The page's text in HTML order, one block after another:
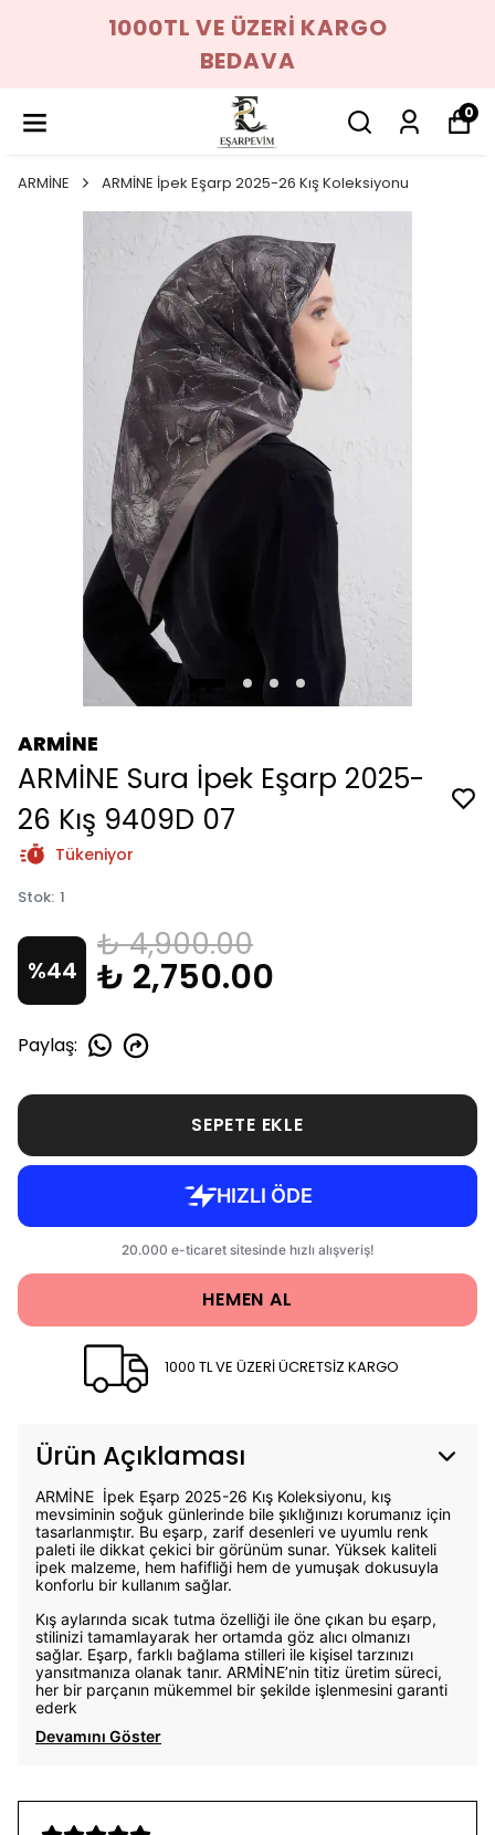
1000TL VE ÜZERİ KARGO
BEDAVA
0
ARMİNE ARMİNE İpek Eşarp 2025-26 Kış Koleksiyonu
ARMİNE
ARMİNE Sura İpek Eşarp 2025-
26 Kış 9409D 07
Tükeniyor
Stok: 1
%44
₺ 4,900.00
₺ 2,750.00
Paylaş:
SEPETE EKLE
HEMEN AL
1000 TL VE ÜZERİ ÜCRETSİZ KARGO
Ürün Açıklaması
ARMİNE İpek Eşarp 2025-26 Kış Koleksiyonu, kış
mevsiminin soğuk günlerinde bile şıklığınızı korumanız için
tasarlanmıştır. Bu eşarp, zarif desenleri ve uyumlu renk
paleti ile dikkat çekici bir görünüm sunar. Yüksek kaliteli
ipek malzeme, hem hafifliği hem de yumuşak dokusuyla
konforlu bir kullanım sağlar.
Kış aylarında sıcak tutma özelliği ile öne çıkan bu eşarp,
stilinizi tamamlayarak her ortamda göz alıcı olmanızı
sağlar. Eşarp, farklı bağlama stilleri ile kişisel tarzınızı
yansıtmanıza olanak tanır. ARMİNE’nin titiz üretim süreci,
her bir parçanın mükemmel bir şekilde işlenmesini garanti
ederk
Devamını Göster